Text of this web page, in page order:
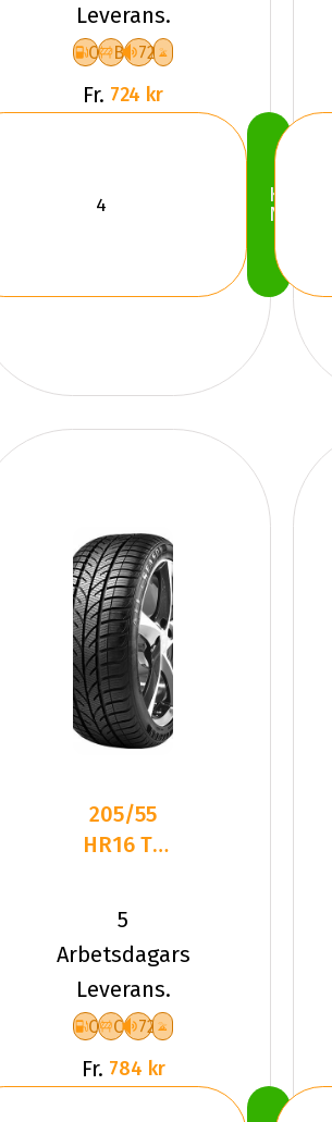
Leverans.
C B 72
Fr. 724 kr
Köp
Nu
205/55
HR16 TL
4-
SEASON
5
Arbetsdagars
Leverans.
C C 72
Fr. 784 kr